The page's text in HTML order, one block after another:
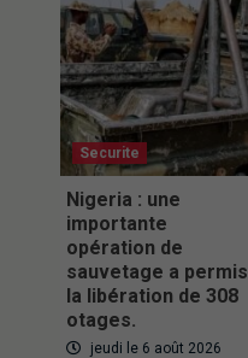
Securite
Nigeria : une
importante
opération de
sauvetage a permis
la libération de 308
otages.
jeudi le 6 août 2026